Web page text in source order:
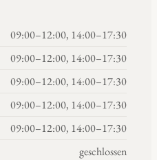
09:00–12:00, 14:00–17:30
09:00–12:00, 14:00–17:30
09:00–12:00, 14:00–17:30
09:00–12:00, 14:00–17:30
09:00–12:00, 14:00–17:30
geschlossen